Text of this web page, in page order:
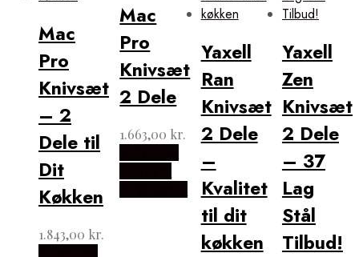
Mac
Pro
Knivsæt
– 2
Dele til
Dit
Køkken
1.843,00 kr.
Mac
Pro
Knivsæt
2 Dele
1.663,00 kr.
Yaxell
Ran
Knivsæt
2 Dele
–
Kvalitet
til dit
køkken
Yaxell
Zen
Knivsæt
2 Dele
– 37
Lag
Stål
Tilbud!